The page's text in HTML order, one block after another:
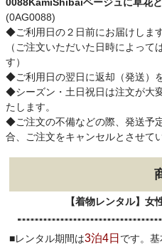
(0AG0088)
◆ご利用日の２日前にお届けします
（ご注文いただいた日時によっ
す）
◆ご利用日の翌日に返却（発送）
◆シーズン・土日祝日は注文が大
たします。
◆ご注文の不備などの際、発送予
合、ご注文をキャンセルとさせて
【着物レンタル】女
■レンタル期間は3泊4日 です。基